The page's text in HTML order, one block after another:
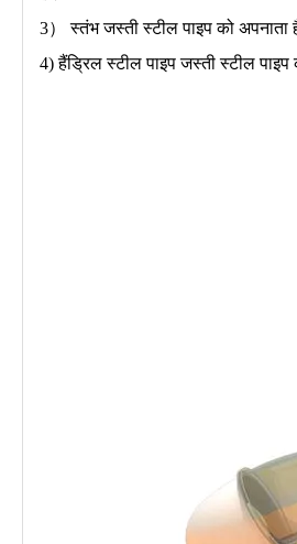
3） स्तंभ जस्ती स्टील पाइप को अपनाता
4) हैंड्रिल स्टील पाइप जस्ती स्टील पाइप